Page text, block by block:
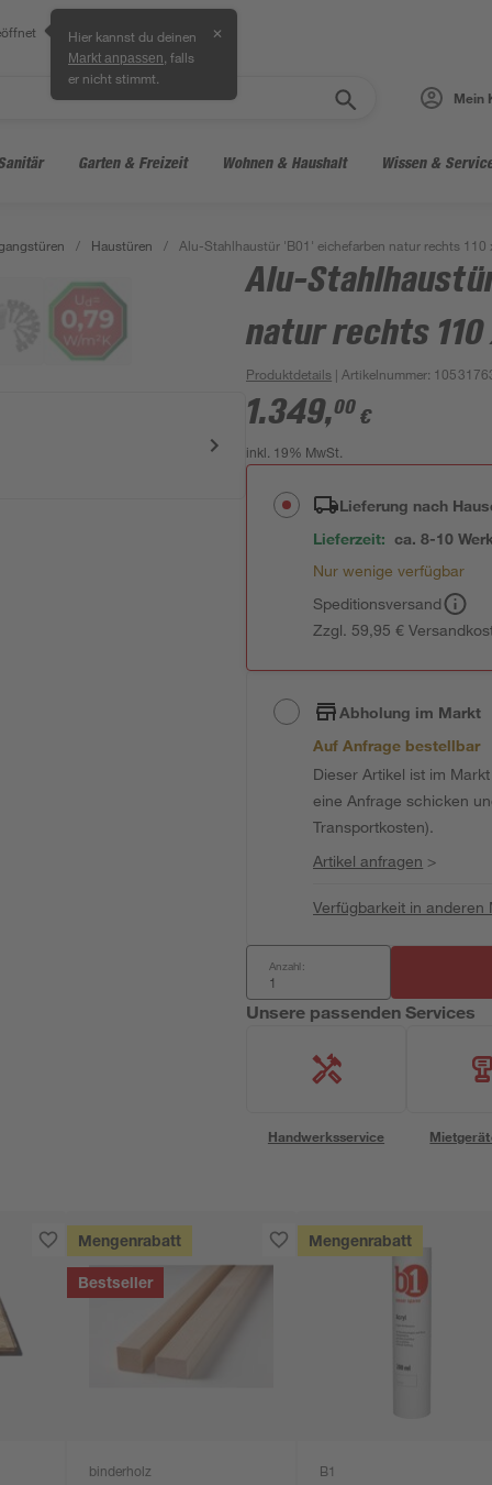
Hier kannst du deinen
Markt anpassen , falls
er nicht stimmt.
✕
Mein
Garten & Freizeit Wohnen & Haushalt Wissen &
/ Haustüren / Alu-Stahlhaustür 'B01' eichefarben natur rechts 110
Alu-
natur rechts 110
Produktdetails | Artikelnummer:
1.349,00 €
inkl. 19% MwSt.
Lieferung nach
Lieferzeit: ca. 8-10
Nur wenige verfügbar
Speditionsversand
Zzgl. 59,95 €
Abholung im Markt
Auf Anfrage bestellbar
Dieser Artikel ist im
eine Anfrage schicken
Transportkosten).
Artikel anfragen >
Verfügbarkeit in anderen
Anzahl:
Unsere passenden Services
Handwerksservice
Mengenrabatt
Bestseller
binderholz
Mengenrabatt
B1